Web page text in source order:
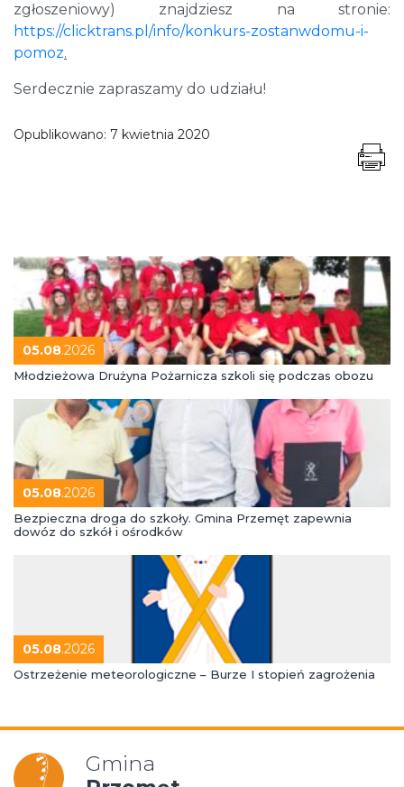
zgłoszeniowy) znajdziesz na stronie:
https://clicktrans.pl/info/konkurs-zostanwdomu-i-
pomoz.
Serdecznie zapraszamy do udziału!
Opublikowano: 7 kwietnia 2020
05.08.2026
Młodzieżowa Drużyna Pożarnicza szkoli się podczas obozu
05.08.2026
Bezpieczna droga do szkoły. Gmina Przemęt zapewnia
dowóz do szkół i ośrodków
05.08.2026
Ostrzeżenie meteorologiczne – Burze I stopień zagrożenia
Gmina